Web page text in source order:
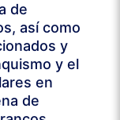
de
así como
y
y el
en
de